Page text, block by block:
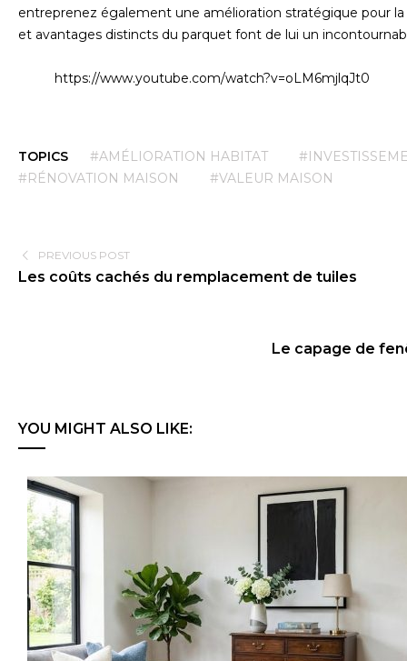
entreprenez également une amélioration stratégique pour
et avantages distincts du parquet font de lui un
https://www.youtube.com/watch?v=oLM6mjlqJt0
TOPICS #AMÉLIORATION HABITAT
#RÉNOVATION MAISON
#VALEUR MAISON
PREVIOUS POST
Les coûts cachés du remplacement de tuiles
Le capage de
YOU MIGHT ALSO LIKE: